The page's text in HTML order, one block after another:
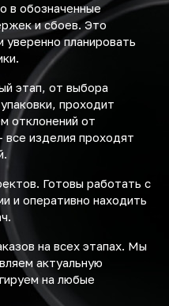
в обозначенные
и сбоев. Это
планировать
этап, от выбора
проходит
отклонений от
все изделия проходят
Готовы работать с
и оперативно находить
на всех этапах. Мы
актуальную
на любые